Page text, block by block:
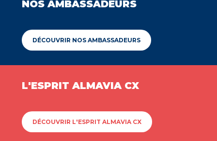
NOS AMBASSADEURS
DÉCOUVRIR NOS AMBASSADEURS
L'ESPRIT ALMAVIA CX
DÉCOUVRIR L'ESPRIT ALMAVIA CX